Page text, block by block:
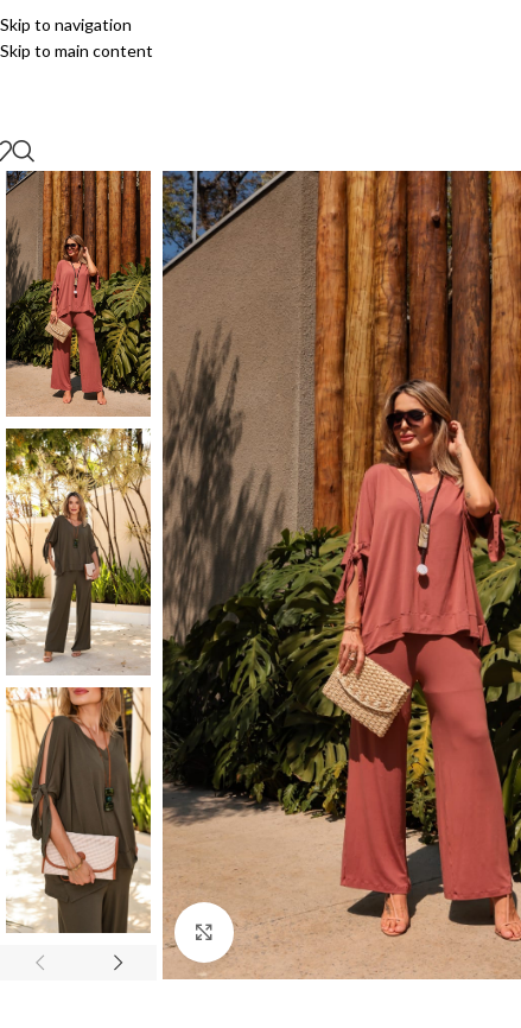
Skip to navigation
Skip to main content
Click to enlarge